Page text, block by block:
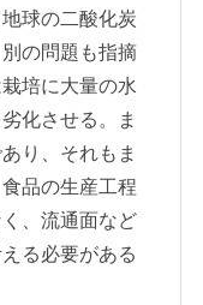
球の二酸化炭
の問題も指摘
培に大量の水
化させる。ま
り、それもま
品の生産工程
、流通面など
る必要がある